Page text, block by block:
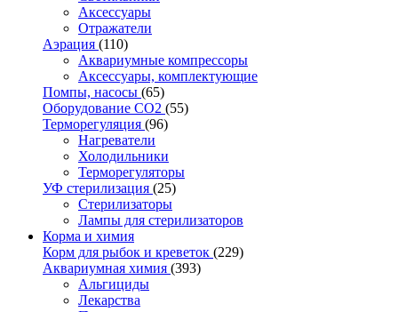
Аксессуары
Отражатели
Аэрация (110)
Аквариумные компрессоры
Аксессуары, комплектующие
Помпы, насосы (65)
Оборудование CO2 (55)
Терморегуляция (96)
Нагреватели
Холодильники
Терморегуляторы
УФ стерилизация (25)
Стерилизаторы
Лампы для стерилизаторов
Корма и химия
Корм для рыбок и креветок (229)
Аквариумная химия (393)
Альгициды
Лекарства